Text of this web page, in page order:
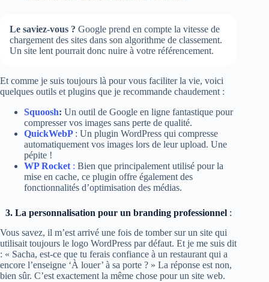
Le saviez-vous ? Google prend en compte la vitesse de
chargement des sites dans son algorithme de classement.
Un site lent pourrait donc nuire à votre référencement.
Et comme je suis toujours là pour vous faciliter la vie, voici
quelques outils et plugins que je recommande chaudement :
Squoosh: Un outil de Google en ligne fantastique pour
compresser vos images sans perte de qualité.
QuickWebP : Un plugin WordPress qui compresse
automatiquement vos images lors de leur upload. Une
pépite !
WP Rocket : Bien que principalement utilisé pour la
mise en cache, ce plugin offre également des
fonctionnalités d’optimisation des médias.
3. La personnalisation pour un branding professionnel:
Vous savez, il m’est arrivé une fois de tomber sur un site qui
utilisait toujours le logo WordPress par défaut. Et je me suis dit
: « Sacha, est-ce que tu ferais confiance à un restaurant qui a
encore l’enseigne ‘À louer’ à sa porte ? » La réponse est non,
bien sûr. C’est exactement la même chose pour un site web.